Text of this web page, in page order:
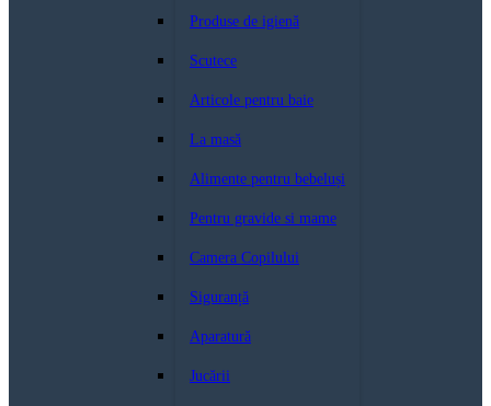
Produse de igienă
Scutece
Articole pentru baie
La masă
Alimente pentru bebeluși
Pentru gravide si mame
Camera Copilului
Siguranță
Aparatură
Jucării